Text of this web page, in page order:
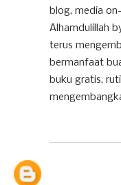
blog, media
Alhamdulillah
terus
bermanfaat
buku gratis,